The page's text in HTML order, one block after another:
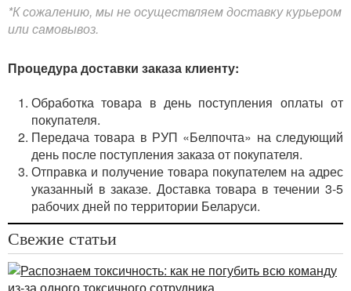
*К сожалению, мы не осуществляем доставку курьером
или самовывоз.
Процедура доставки заказа клиенту:
Обработка товара в день поступления оплаты от
покупателя.
Передача товара в РУП «Белпочта» на следующий
день после поступления заказа от покупателя.
Отправка и получение товара покупателем на адрес
указанный в заказе. Доставка товара в течении 3-5
рабочих дней по территории Беларуси.
Свежие статьи